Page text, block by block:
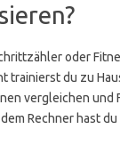
oder
trainierst du zu
vergleichen und
Rechner hast